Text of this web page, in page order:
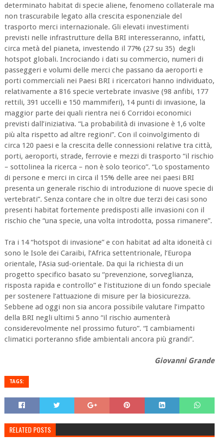
determinato habitat di specie aliene, fenomeno collaterale ma
non trascurabile legato alla crescita esponenziale del
trasporto merci internazionale. Gli elevati investimenti
previsti nelle infrastrutture della BRI interesseranno, infatti,
circa metà del pianeta, investendo il 77% (27 su 35) degli
hotspot globali. Incrociando i dati su commercio, numeri di
passeggeri e volumi delle merci che passano da aeroporti e
porti commerciali nei Paesi BRI i ricercatori hanno individuato,
relativamente a 816 specie vertebrate invasive (98 anfibi, 177
rettili, 391 uccelli e 150 mammiferi), 14 punti di invasione, la
maggior parte dei quali rientra nei 6 Corridoi economici
previsti dall’iniziativa. “La probabilità di invasione è 1,6 volte
più alta rispetto ad altre regioni”. Con il coinvolgimento di
circa 120 paesi e la crescita delle connessioni relative tra città,
porti, aeroporti, strade, ferrovie e mezzi di trasporto “il rischio
– sottolinea la ricerca – non è solo teorico”. “Lo spostamento
di persone e merci in circa il 15% delle aree nei paesi BRI
presenta un generale rischio di introduzione di nuove specie di
vertebrati”. Senza contare che in oltre due terzi dei casi sono
presenti habitat fortemente predisposti alle invasioni con il
rischio che “una specie, una volta introdotta, possa rimanere”.
Tra i 14 “hotspot di invasione” e con habitat ad alta idoneità ci
sono le Isole dei Caraibi, l’Africa settentrionale, l’Europa
orientale, l’Asia sud-orientale. Da qui la richiesta di un
progetto specifico basato su “prevenzione, sorveglianza,
risposta rapida e controllo” e l’istituzione di un fondo speciale
per sostenere l’attuazione di misure per la biosicurezza.
Sebbene ad oggi non sia ancora possibile valutare l’impatto
della BRI negli ultimi 5 anno “il rischio aumenterà
considerevolmente nel prossimo futuro”. “I cambiamenti
climatici porteranno sfide ambientali ancora più grandi”.
Giovanni Grande
TAGS:
RELATED POSTS